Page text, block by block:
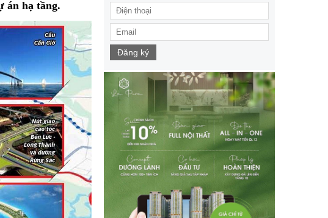
án hạ tầng.
Đăng ký